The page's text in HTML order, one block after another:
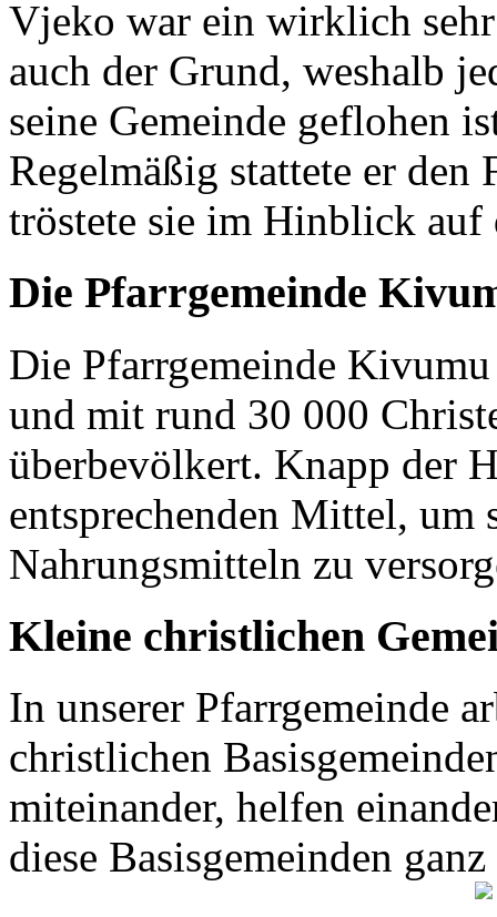
Vjeko war ein wirklich
auch der Grund, weshalb
seine Gemeinde geflohen
Regelmäßig stattete er
tröstete sie im Hinblick
Die Pfarrgemeinde
Die Pfarrgemeinde
und mit rund 30 000
überbevölkert. Knapp der
entsprechenden Mittel, um
Nahrungsmitteln zu
Kleine christlichen
In unserer Pfarrgemeinde
christlichen
miteinander, helfen
diese Basisgemeinden